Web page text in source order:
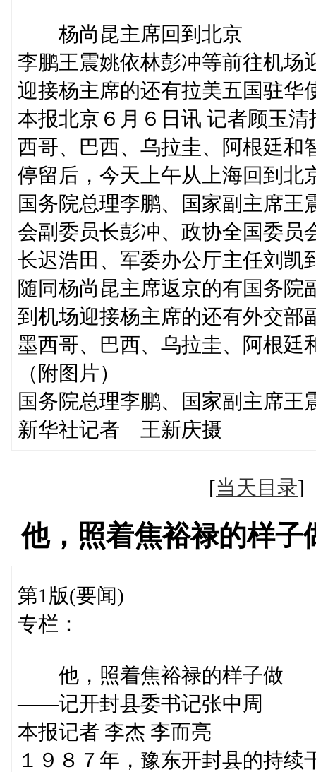
杨尚昆主席回到北京
李鹏王震姚依林彭冲等前往机场
迎接杨主席的还有拉美五国驻华
本报北京６月６日讯 记者顾玉
西哥、巴西、乌拉圭、阿根廷和
停留后，今天上午从上海回到北
国务院总理李鹏、国家副主席
会副委员长彭冲、政协全国委员
长迟浩田、军委办公厅主任刘凯
随同杨尚昆主席返京的有国务院
到机场迎接杨主席的还有外交部
墨西哥、巴西、乌拉圭、阿根廷
（附图片）
国务院总理李鹏、国家副主席王
新华社记者 王新庆摄
[当天目录
他，照着焦裕禄的样
第1版(要闻)
专栏：
他，照着焦裕禄的样子做
——记开封县委书记张中周
本报记者 李杰 李而亮
１９８７年，豫东开封县的持